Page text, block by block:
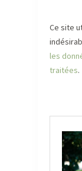
Ce site
les
traitées.